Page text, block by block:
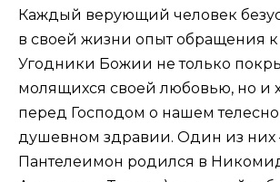
Каждый верующий человек
в своей жизни опыт обращения к
Угодники Божии не только
молящихся своей любовью, но и
перед Господом о нашем
душевном здравии. Один из них
Пантелеимон родился в